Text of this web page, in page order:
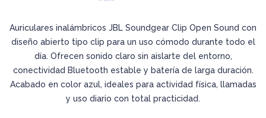
Auriculares inalámbricos JBL Soundgear Clip Open Sound con
diseño abierto tipo clip para un uso cómodo durante todo el
día. Ofrecen sonido claro sin aislarte del entorno,
conectividad Bluetooth estable y batería de larga duración.
Acabado en color azul, ideales para actividad física, llamadas
y uso diario con total practicidad.